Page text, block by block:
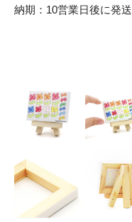
納期：10営業日後に発送